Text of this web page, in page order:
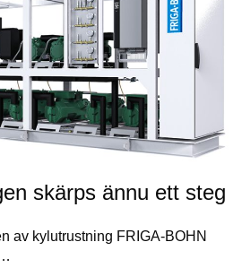
skärps ännu ett steg
av kylutrustning FRIGA-BOHN